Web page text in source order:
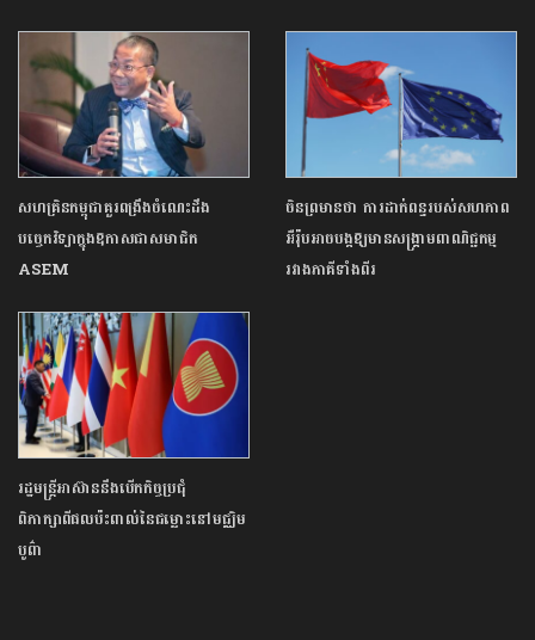
សហគ្រិនកម្ពុជាគួរពង្រឹងចំណេះដឹង
បច្ចេកវិទ្យាក្នុងឱកាសជាសមាជិក
ASEM
ចិនព្រមានថា ការដាក់ពន្ធរបស់សហភាព
អឺរ៉ុបអាចបង្កឱ្យមានសង្គ្រាមពាណិជ្ជកម្ម
រវាងភាគីទាំងពីរ
រដ្ឋមន្រ្តីអាស៊ាននឹងបើកកិច្ចប្រជុំ
ពិភាក្សាពីផលប៉ះពាល់នៃជម្លោះនៅមជ្ឈិម
បូព៌ា